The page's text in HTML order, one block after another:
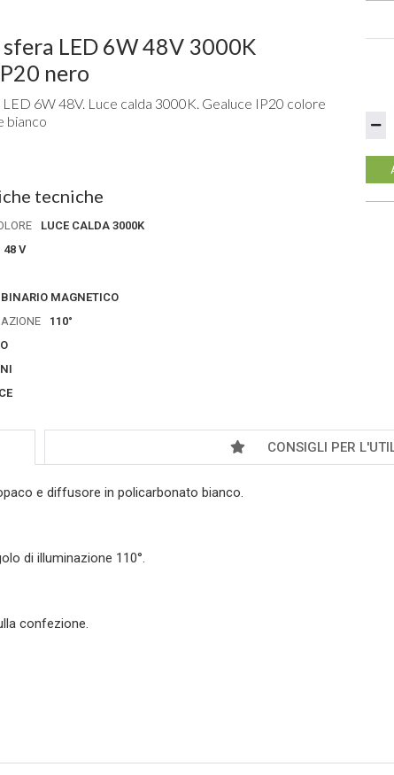
nero
6W 48V. Luce calda 3000K. Gealuce IP20 colore
bianco
tecniche
LUCE CALDA 3000K
48 V
BINARIO MAGNETICO
110°
CE
CONSIGLI PER
e diffusore in policarbonato bianco.
di illuminazione 110°.
confezione.